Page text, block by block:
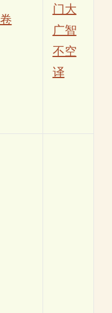
门大
广智
不空
译